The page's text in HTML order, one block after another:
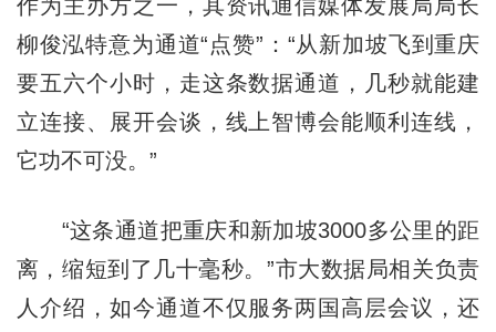
作为主办方之一，其资讯通信媒体发展局局长
柳俊泓特意为通道“点赞”：“从新加坡飞到重庆
要五六个小时，走这条数据通道，几秒就能建
立连接、展开会谈，线上智博会能顺利连线，
它功不可没。”
“这条通道把重庆和新加坡3000多公里的距
离，缩短到了几十毫秒。”市大数据局相关负责
人介绍，如今通道不仅服务两国高层会议，还